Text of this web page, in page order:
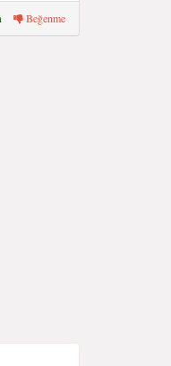
Beğenme